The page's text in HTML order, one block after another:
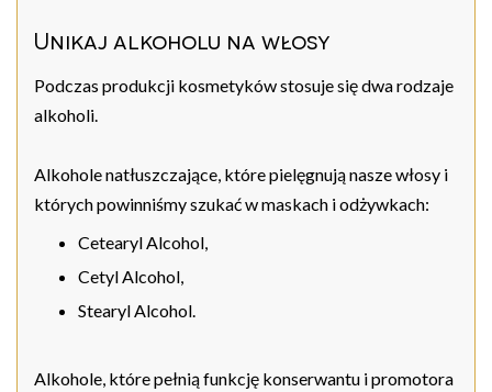
Unikaj alkoholu na włosy
Podczas produkcji kosmetyków stosuje się dwa rodzaje
alkoholi.
Alkohole natłuszczające, które pielęgnują nasze włosy i
których powinniśmy szukać w maskach i odżywkach:
Cetearyl Alcohol,
Cetyl Alcohol,
Stearyl Alcohol.
Alkohole, które pełnią funkcję konserwantu i promotora